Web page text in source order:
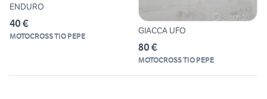
ENDURO
40 €
MOTOCROSS TIO PEPE
GIACCA UFO
80 €
MOTOCROSS TIO PEPE